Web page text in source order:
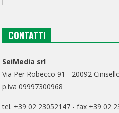
CONTATTI
SeiMedia srl
Via Per Robecco 91 - 20092
p.iva 09997300968
tel. +39 02 23052147 - fax +39 02